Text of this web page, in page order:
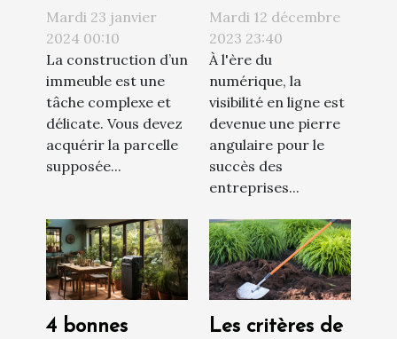
d’un projet de
construction ?
Mardi 23 janvier
2024 00:10
La construction d’un
immeuble est une
tâche complexe et
délicate. Vous devez
acquérir la parcelle
supposée...
innovantes
pour
augmenter la
visibilité d'une
entreprise
Mardi 12 décembre
2023 23:40
À l'ère du
numérique, la
visibilité en ligne est
devenue une pierre
angulaire pour le
succès des
entreprises...
4 bonnes
Les critères de